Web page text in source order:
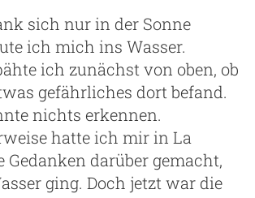
sich nur in der Sonne
ich mich ins Wasser.
ich zunächst von oben, ob
gefährliches dort befand.
nichts erkennen.
hatte ich mir in La
Gedanken darüber gemacht,
ging. Doch jetzt war die